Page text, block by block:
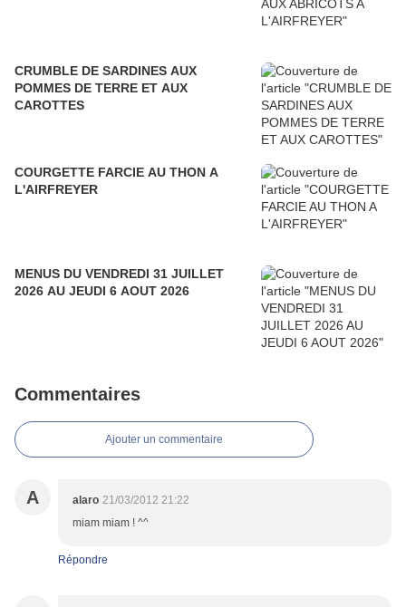
CRUMBLE DE SARDINES AUX
POMMES DE TERRE ET AUX
CAROTTES
COURGETTE FARCIE AU THON A
L'AIRFREYER
MENUS DU VENDREDI 31 JUILLET
2026 AU JEUDI 6 AOUT 2026
Commentaires
Ajouter un commentaire
A alaro 21/03/2012 21:22
miam miam ! ^^
Répondre